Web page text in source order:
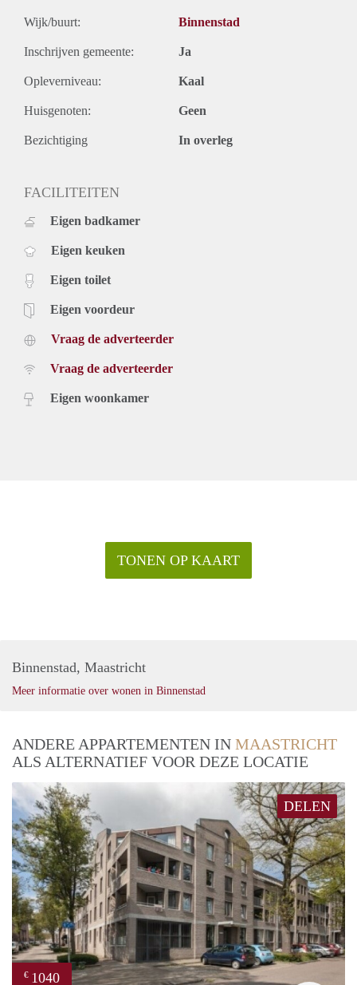
Wijk/buurt: Binnenstad
Inschrijven gemeente: Ja
Opleverniveau: Kaal
Huisgenoten: Geen
Bezichtiging In overleg
FACILITEITEN
Eigen badkamer
Eigen keuken
Eigen toilet
Eigen voordeur
Vraag de adverteerder
Vraag de adverteerder
Eigen woonkamer
TONEN OP KAART
Binnenstad, Maastricht
Meer informatie over wonen in Binnenstad
ANDERE APPARTEMENTEN IN MAASTRICHT
ALS ALTERNATIEF VOOR DEZE LOCATIE
DELEN
€ 1040